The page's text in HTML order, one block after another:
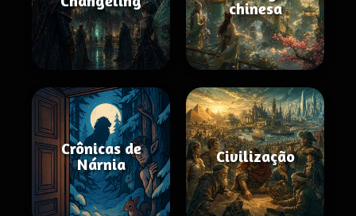
chinesa
Crônicas de
Nárnia
Civilização